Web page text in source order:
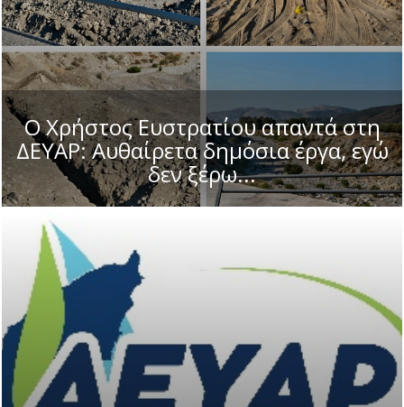
Ο Χρήστος Ευστρατίου απαντά στη
ΔΕΥΑΡ: Αυθαίρετα δημόσια έργα, εγώ
δεν ξέρω...